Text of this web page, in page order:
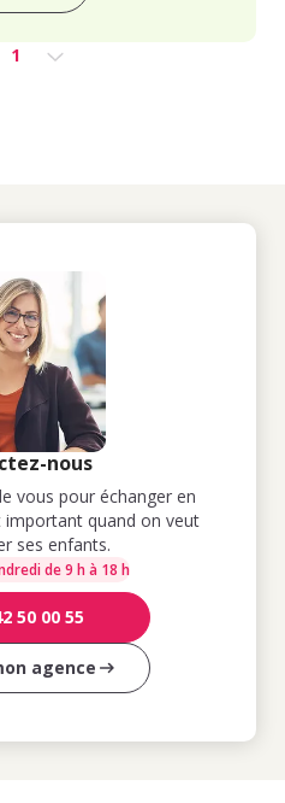
1
nous
vous pour échanger en
quand on veut
ses enfants.
de 9 h à 18 h
50 00 55
agence